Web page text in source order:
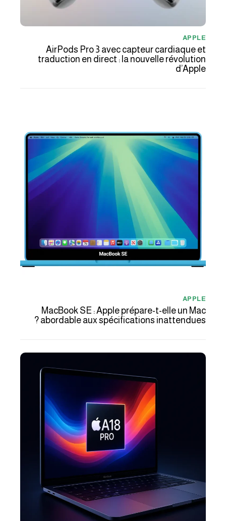
APPLE
AirPods Pro 3 avec capteur cardiaque et
traduction en direct : la nouvelle révolution
d’Apple
APPLE
MacBook SE : Apple prépare-t-elle un Mac
abordable aux spécifications inattendues ?